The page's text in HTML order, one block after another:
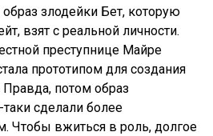
злодейки Бет, которую
взят с реальной личности.
преступнице Майре
прототипом для создания
потом образ
таки сделали более
Чтобы вжиться в роль, долгое